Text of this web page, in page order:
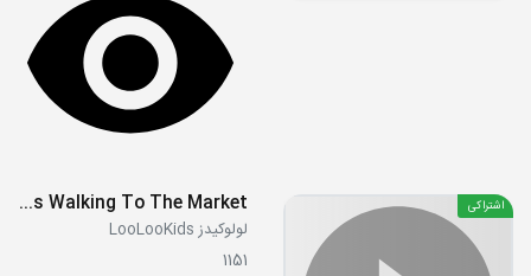
اشتراکی Mommy's Walking To The Market
لولوکیدز LooLooKids
1151